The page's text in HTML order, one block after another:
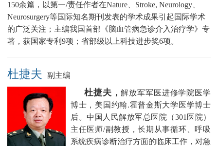
150余篇，以第一/责任作者在Nature、Stroke, Neurology、
Neurosurgery等国际知名期刊发表的学术成果引起国际学术
的广泛关注；主编我国首部《脑血管病急诊介入治疗学》专
著，获国家专利9项；省部级以上科技进步奖6项。
杜捷夫 副主编
杜捷夫，解放军军医进修学院医学
博士，美国约翰.霍普金斯大学医学博士
后。 中国人民解放军总医院（301医院）
主任医师/副教授，长期从事循环、呼吸
系统疾病诊断治疗方面的临床工作，对急